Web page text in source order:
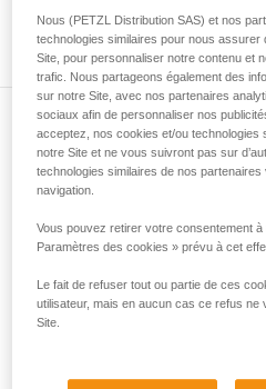
d’informations.
Maîtriser ces
formation et un
avec un professionnel
la manipulation, seul,
de la reproduire en
Nous donnons des
Voir tous les
Abonnez-vous à la
et restez connecté à notre actualité
Email *
Nous (PETZL Distribution SAS) et nos
technologies similaires pour nous assurer
Site, pour personnaliser notre contenu et
trafic. Nous partageons également des
sur notre Site, avec nos partenaires
sociaux afin de personnaliser nos
acceptez, nos cookies et/ou technologies
notre Site et ne vous suivront pas sur
technologies similaires de nos
navigation.
Vous pouvez retirer votre consentement
Paramètres des cookies » prévu à cet
Le fait de refuser tout ou partie de ces
utilisateur, mais en aucun cas ce refus ne
Site.